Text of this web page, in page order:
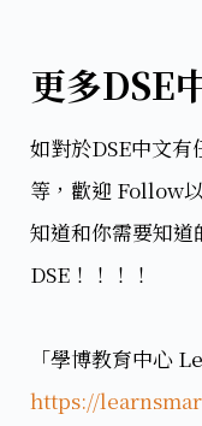
更多DSE
如對於DSE中文
等，歡迎 Follow
知道和你需要知道
DSE！！！！
「學博教育中心
https://